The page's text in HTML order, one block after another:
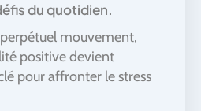
du quotidien.
mouvement,
positive devient
pour affronter le stress